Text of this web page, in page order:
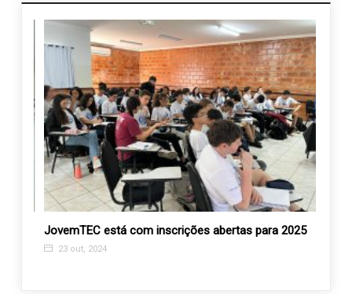
JovemTEC está com inscrições abertas para 2025
23 out, 2024